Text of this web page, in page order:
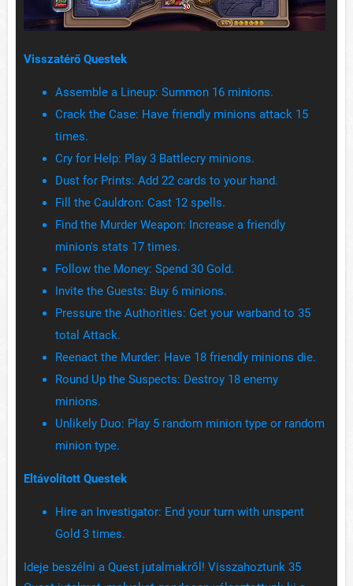
Visszatérő Questek
Assemble a Lineup: Summon 16 minions.
Crack the Case: Have friendly minions attack 15
times.
Cry for Help: Play 3 Battlecry minions.
Dust for Prints: Add 22 cards to your hand.
Fill the Cauldron: Cast 12 spells.
Find the Murder Weapon: Increase a friendly
minion's stats 17 times.
Follow the Money: Spend 30 Gold.
Invite the Guests: Buy 6 minions.
Pressure the Authorities: Get your warband to 35
total Attack.
Reenact the Murder: Have 18 friendly minions die.
Round Up the Suspects: Destroy 18 enemy
minions.
Unlikely Duo: Play 5 random minion type or random
minion type.
Eltávolított Questek
Hire an Investigator: End your turn with unspent
Gold 3 times.
Ideje beszélni a Quest jutalmakről! Visszahoztunk 35